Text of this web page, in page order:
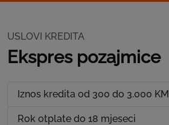
USLOVI KREDITA
Ekspres pozajmice
Iznos kredita od 300 do 3.000 KM
Rok otplate do 18 mjeseci